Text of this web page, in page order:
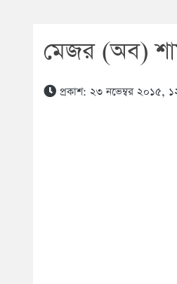
মেজর (অব)
প্রকাশ: ২৩ নভেম্বর ২০১৫,